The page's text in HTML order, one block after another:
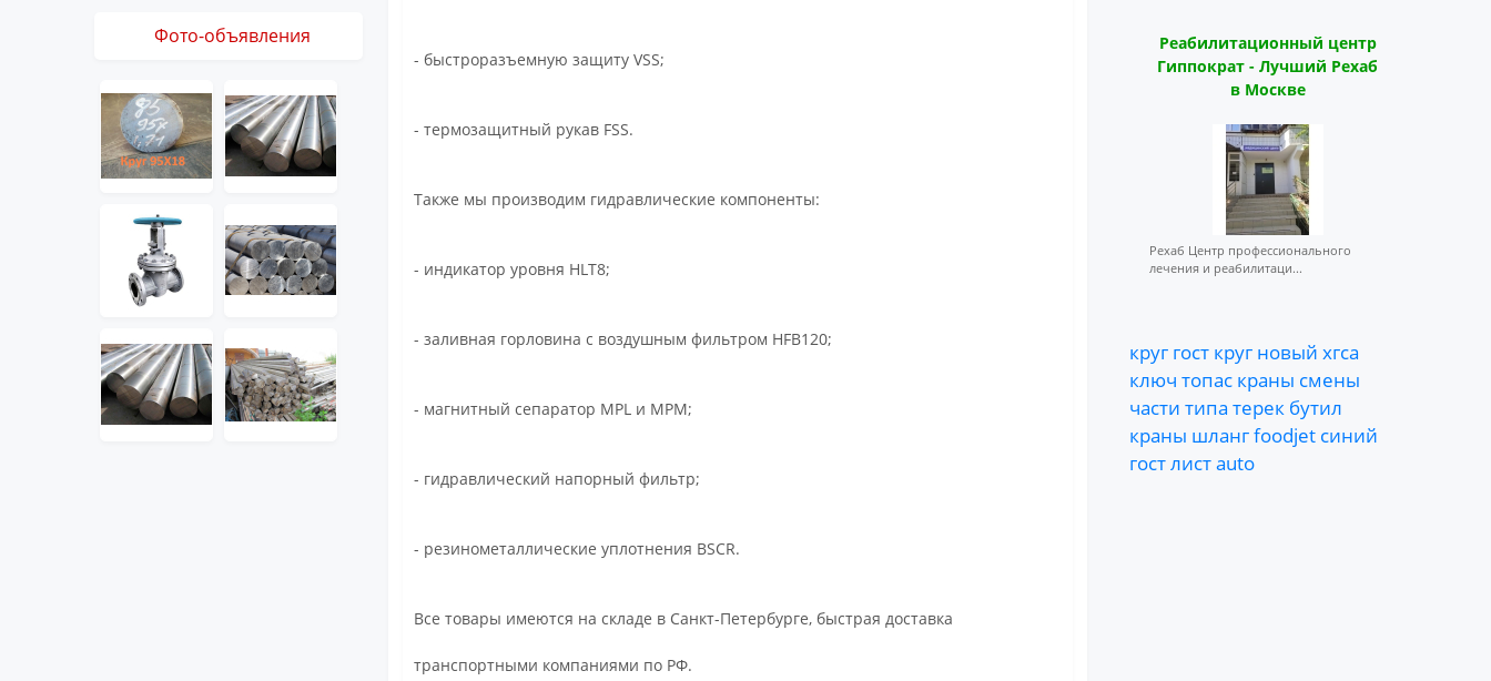
- быстроразъемную защиту VSS;
- термозащитный рукав FSS.
Также мы производим гидравлические компоненты:
- индикатор уровня HLT8;
- заливная горловина с воздушным фильтром HFB120;
- магнитный сепаратор MPL и MPM;
- гидравлический напорный фильтр;
- резинометаллические уплотнения BSCR.
Все товары имеются на складе в Санкт-Петербурге, быстрая доставка
транспортными компаниями по РФ.
Фото-объявления
Реабилитационный центр
Гиппократ - Лучший Рехаб
в Москве
Рехаб Центр профессионального
лечения и реабилитаци...
круг гост круг новый хгса
ключ топас краны смены
части типа терек бутил
краны шлангfoodjet синий
гостлистauto